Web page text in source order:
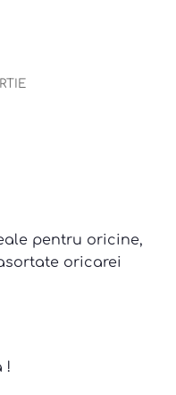
pentru oricine,
oricarei
!